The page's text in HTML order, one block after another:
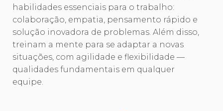
habilidades essenciais para o trabalho:
colaboração, empatia, pensamento rápido e
solução inovadora de problemas. Além disso,
treinam a mente para se adaptar a novas
situações, com agilidade e flexibilidade —
qualidades fundamentais em qualquer
equipe.